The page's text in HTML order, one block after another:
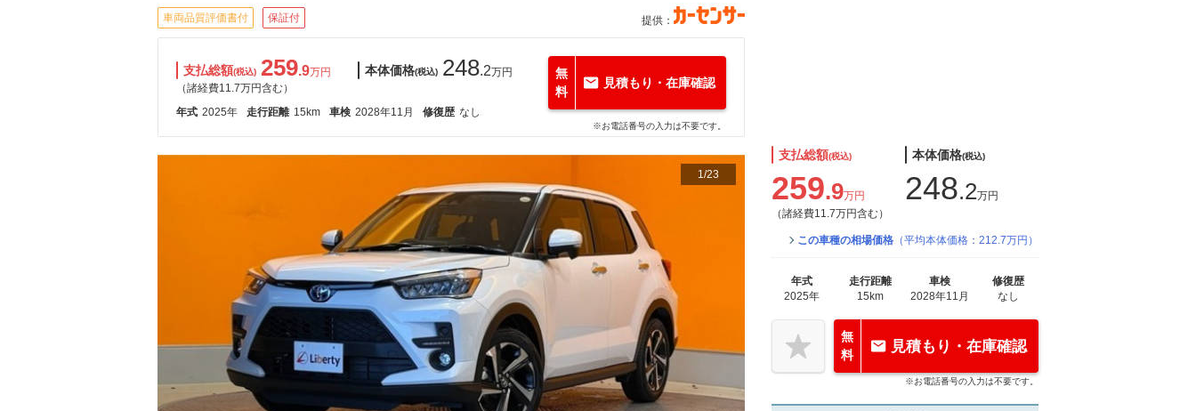
車両品質評価書付 保証付 提供：
支払総額(税込) 259.9万円
（諸経費11.7万円含む）
本体価格(税込) 248.2万円
年式 2025年 走行距離 15km 車検 2028年11月 修復歴 なし
無
料
見積もり・在庫確認
※お電話番号の入力は不要です。
1/23
支払総額(税込)
259.9万円
（諸経費11.7万円含む）
本体価格(税込)
248.2万円
この車種の相場価格 （平均本体価格：212.7万円）
年式
2025年
走行距離
15km
車検
2028年11月
修復歴
なし
無
料
見積もり・在庫確認
※お電話番号の入力は不要です。